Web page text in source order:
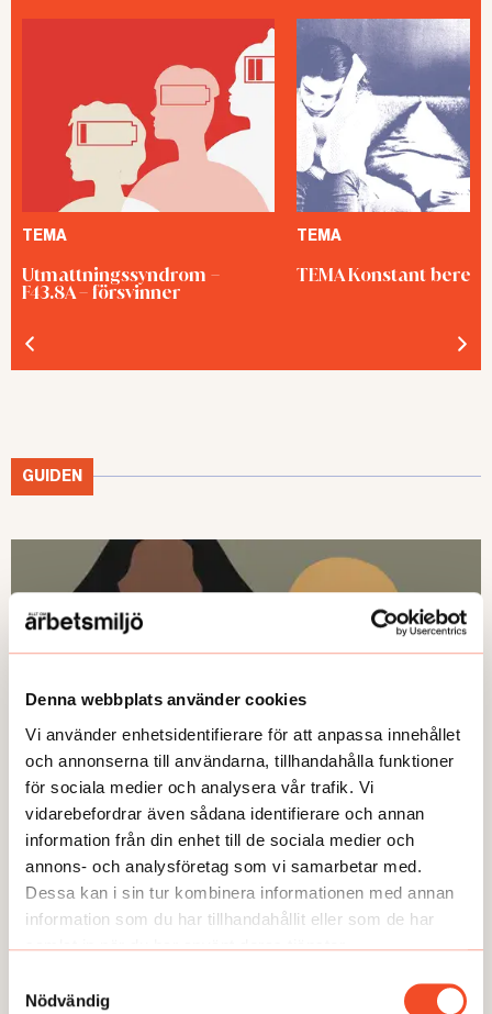
Denna webbplats använder cookies
Vi använder enhetsidentifierare för att anpassa innehållet
och annonserna till användarna, tillhandahålla funktioner
för sociala medier och analysera vår trafik. Vi
vidarebefordrar även sådana identifierare och annan
information från din enhet till de sociala medier och
annons- och analysföretag som vi samarbetar med.
Dessa kan i sin tur kombinera informationen med annan
information som du har tillhandahållit eller som de har
samlat in när du har använt deras tjänster.
Nödvändig
TEMA
Utmattningssyndrom –
F43.8A – försvinner
TEMA
TEMA Konstant
GUIDEN
GUIDEN
6 steg: Anpassa vid psykisk ohälsa
Publicerad:2025-01-13